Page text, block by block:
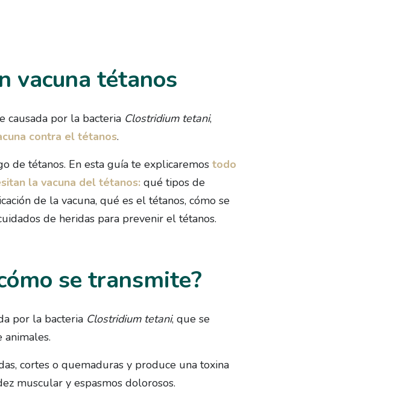
vacuna tétanos
causada por la bacteria Clostridium tetani,
contra el tétanos.
de tétanos. En esta guía te explicaremos todo
la vacuna del tétanos: qué tipos de
de la vacuna, qué es el tétanos, cómo se
de heridas para prevenir el tétanos.
se transmite?
por la bacteria Clostridium tetani, que se
cortes o quemaduras y produce una toxina
muscular y espasmos dolorosos.